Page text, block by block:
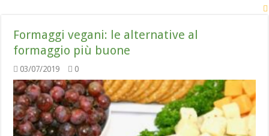
Formaggi vegani: le alternative al
formaggio più buone
03/07/2019 0